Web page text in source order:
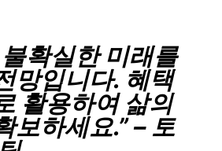
확실한 미래를
망입니다. 혜택
활용하여 삶의
보하세요.” – 토